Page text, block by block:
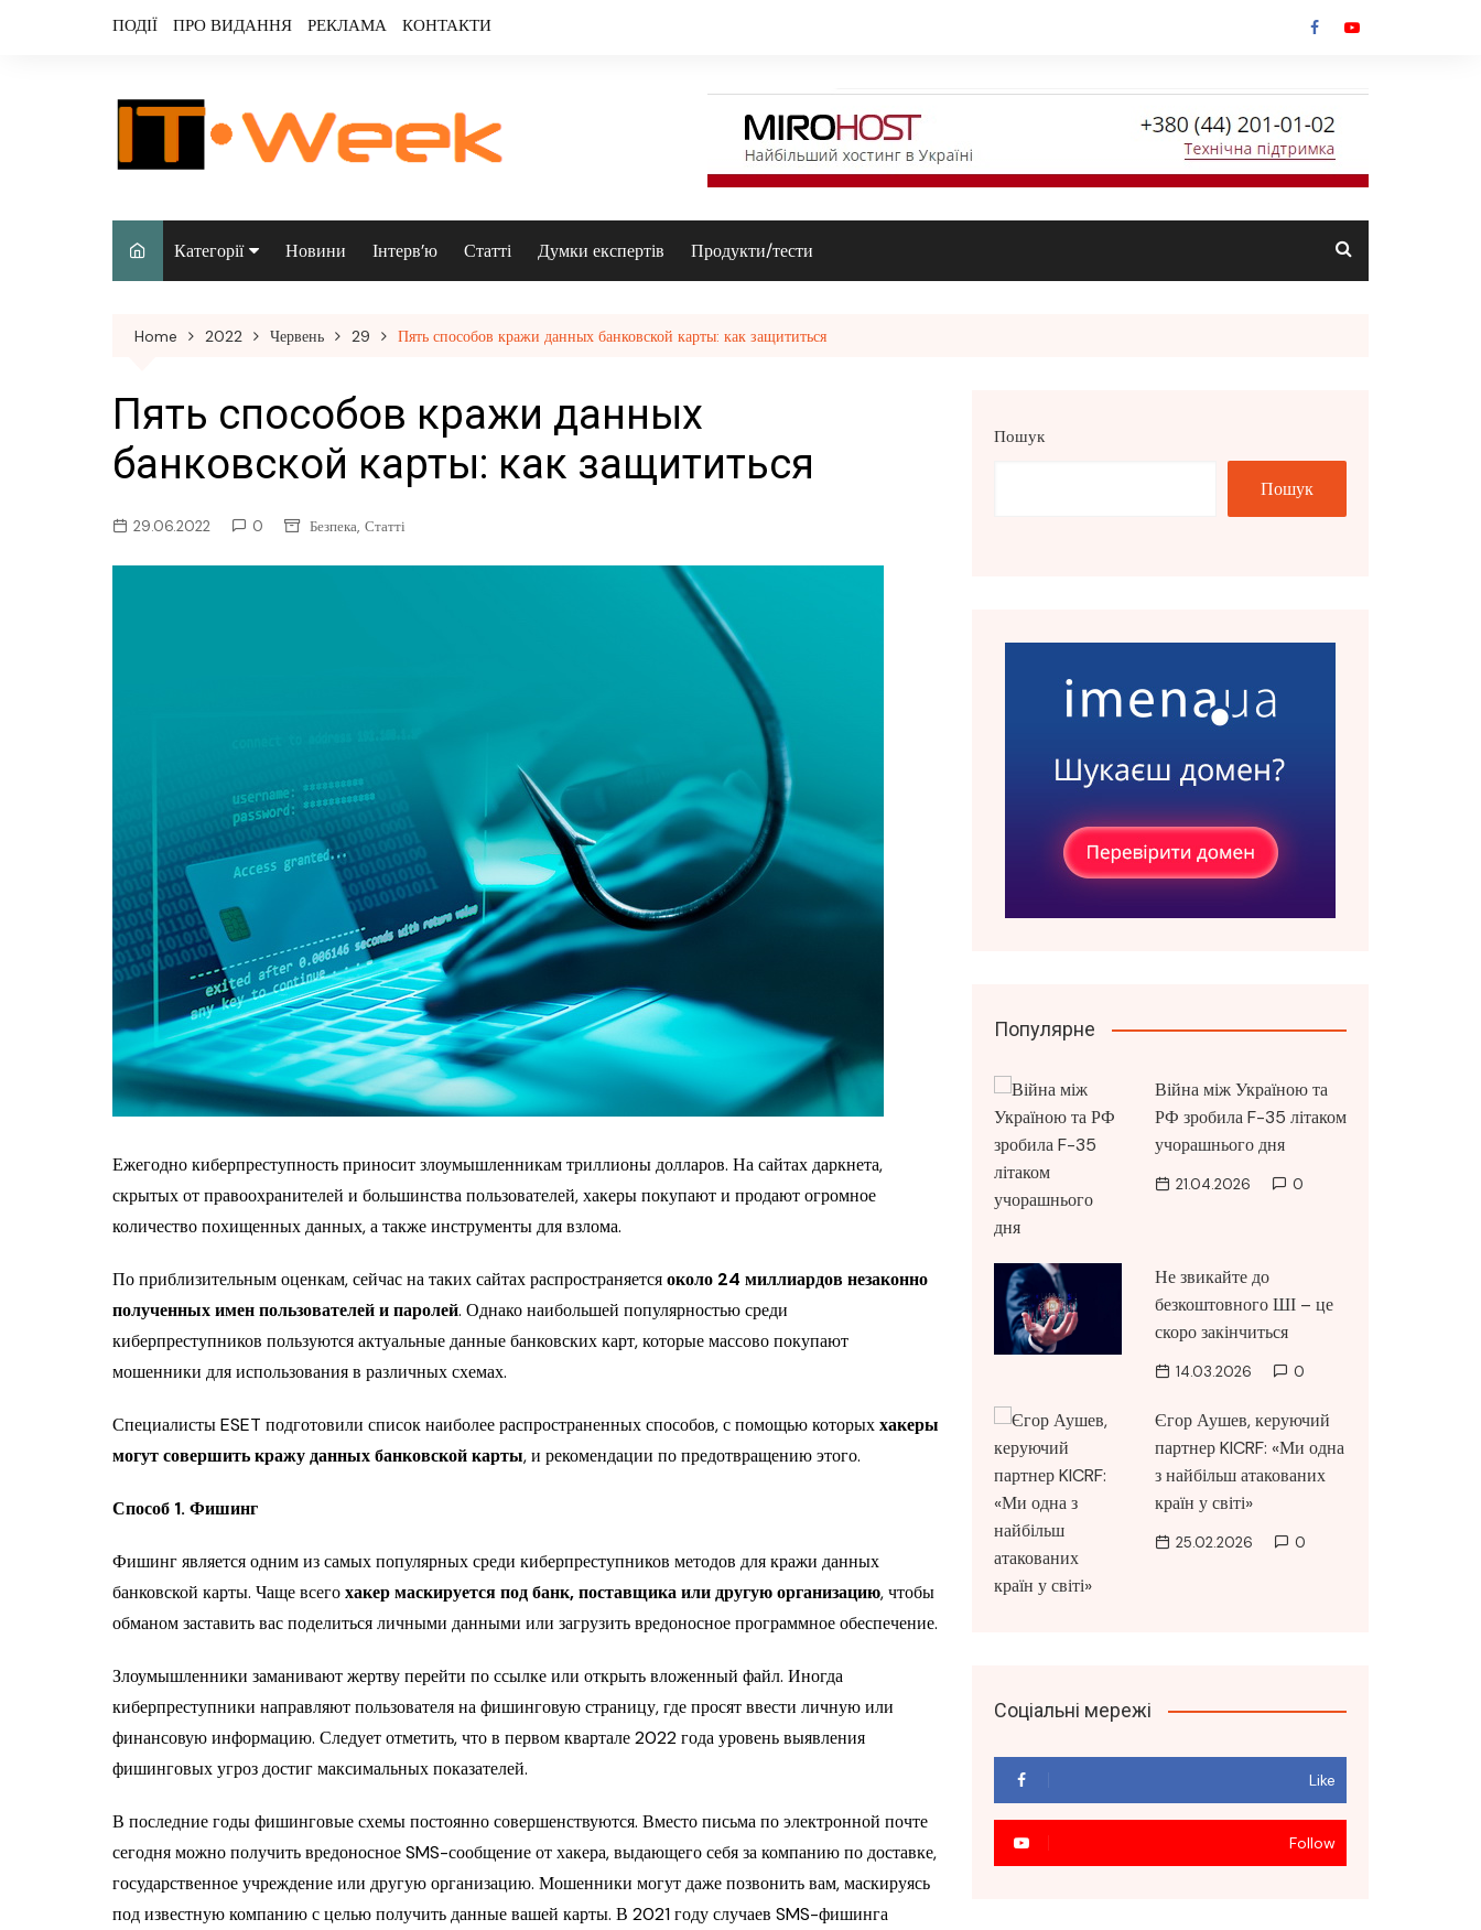
ПОДІЇ ПРО ВИДАННЯ РЕКЛАМА КОНТАКТИ
Категорії
Аудіо & відео
датацентри
Телеком
Технології
Фінтех
Новини Інтерв’ю Статті Думки експертів Продукти/тести
Home 2022 Червень 29 Пять способов кражи данных банковской карты: как защититься
Пять способов кражи данных
банковской карты: как защититься
29.06.2022 0 Безпека, Статті
Ежегодно киберпреступность приносит злоумышленникам триллионы долларов. На сайтах даркнета,
скрытых от правоохранителей и большинства пользователей, хакеры покупают и продают огромное
количество похищенных данных, а также инструменты для взлома.
По приблизительным оценкам, сейчас на таких сайтах распространяетсяоколо 24 миллиардов незаконно
полученных имен пользователей и паролей. Однако наибольшей популярностью среди
киберпреступников пользуются актуальные данные банковских карт, которые массово покупают
мошенники для использования в различных схемах.
Специалисты ESET подготовили список наиболее распространенных способов, с помощью которыххакеры
могут совершить кражу данных банковской карты, и рекомендации по предотвращению этого.
Способ 1. Фишинг
Фишинг является одним из самых популярных среди киберпреступников методов для кражи данных
банковской карты. Чаще всегохакер маскируется под банк, поставщика или другую организацию, чтобы
обманом заставить вас поделиться личными данными или загрузить вредоносное программное обеспечение.
Злоумышленники заманивают жертву перейти по ссылке или открыть вложенный файл. Иногда
киберпреступники направляют пользователя на фишинговую страницу, где просят ввести личную или
финансовую информацию. Следует отметить, что в первом квартале 2022 года уровень выявления
фишинговых угроз достиг максимальных показателей.
В последние годы фишинговые схемы постоянно совершенствуются. Вместо письма по электронной почте
сегодня можно получить вредоносное SMS-сообщение от хакера, выдающего себя за компанию по доставке,
государственное учреждение или другую организацию. Мошенники могут даже позвонить вам, маскируясь
под известную компанию с целью получить данные вашей карты. В 2021 году случаев SMS-фишинга
Пошук
Пошук
Популярне
Війна між Україною та
РФ зробила F-35 літаком
учорашнього дня
21.04.2026 0
Не звикайте до
безкоштовного ШІ – це
скоро закінчиться
14.03.2026 0
Єгор Аушев, керуючий
партнер KICRF: «Ми одна
з найбільш атакованих
країн у світі»
25.02.2026 0
Соціальні мережі
Like
Follow